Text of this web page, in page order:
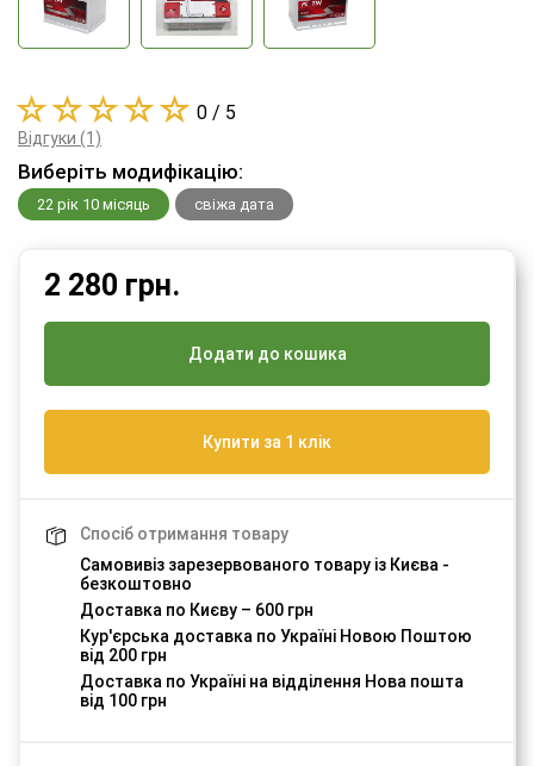
2 280 грн.
Додати до кошика
Купити за 1 клік
Спосіб отримання товару
Самовивіз зарезервованого товару із Києва -
безкоштовно
Доставка по Києву – 600 грн
Кур'єрська доставка по Україні Новою Поштою
від 200 грн
Доставка по Україні на відділення Нова пошта
від 100 грн
0 / 5
Відгуки (1)
Виберіть модифікацію:
22 рік 10 місяць свіжа дата